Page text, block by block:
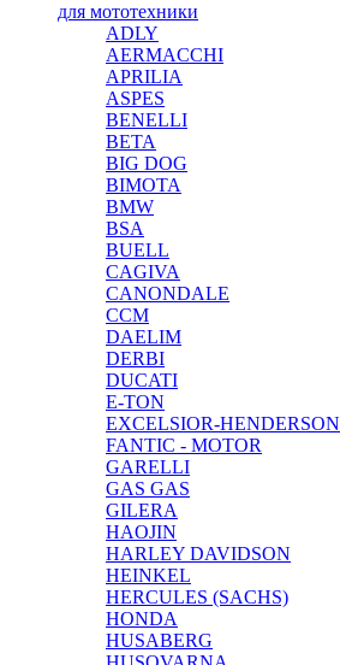
для мототехники
ADLY
AERMACCHI
APRILIA
ASPES
BENELLI
BETA
BIG DOG
BIMOTA
BMW
BSA
BUELL
CAGIVA
CANONDALE
CCM
DAELIM
DERBI
DUCATI
E-TON
EXCELSIOR-HENDERSON
FANTIC - MOTOR
GARELLI
GAS GAS
GILERA
HAOJIN
HARLEY DAVIDSON
HEINKEL
HERCULES (SACHS)
HONDA
HUSABERG